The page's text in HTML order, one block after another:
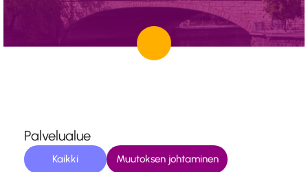
Palvelualue
Kaikki Muutoksen johtaminen